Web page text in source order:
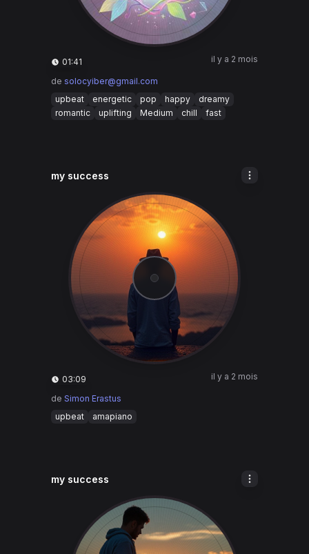
01:41 il y a 2 mois
de solocyiber@gmail.com
upbeat
energetic pop happy
dreamy
romantic
uplifting Medium chill fast
my success
03:09 il y a 2 mois
de Simon Erastus
upbeat
amapiano
my success